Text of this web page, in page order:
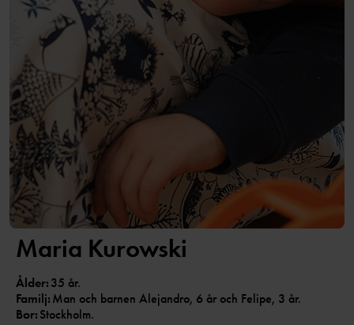
Maria Kurowski
Ålder:35 år.
Familj:Man och barnen Alejandro, 6 år och Felipe, 3 år.
Bor:Stockholm.